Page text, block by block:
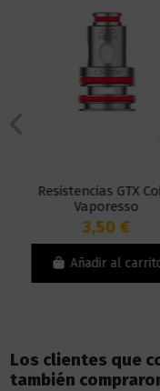
Resistencias GTX
Vaporesso
3,50 €
Añadir al
Los clientes que
también